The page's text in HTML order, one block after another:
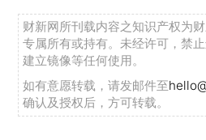
财新网所刊载内容之知识产权为
专属所有或持有。未经许可，禁
建立镜像等任何使用。
如有意愿转载，请发邮件至
确认及授权后，方可转载。